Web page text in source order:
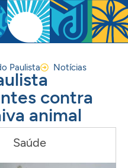
Paulista Notícias
contra
animal
Saúde